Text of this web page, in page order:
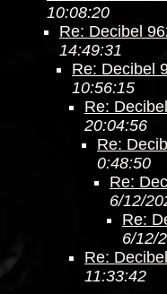
10:08:20
Re: Decibel
14:49:31
Re: Decibel
10:56:15
Re:
20:04:56
Re:
0:48:50
Re:
6/12/
Re:
6/12/
Re:
11:33:42